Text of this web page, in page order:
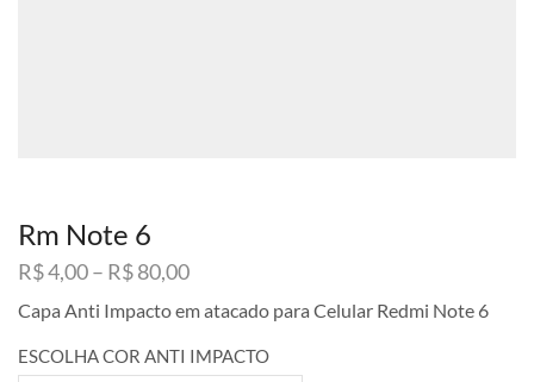
Rm Note 6
R$4,00– R$80,00Faixa
preço:
R$ 4,00
através
Capa Anti Impacto em atacado para Celular Redmi Note 6
ESCOLHA COR ANTI IMPACTO